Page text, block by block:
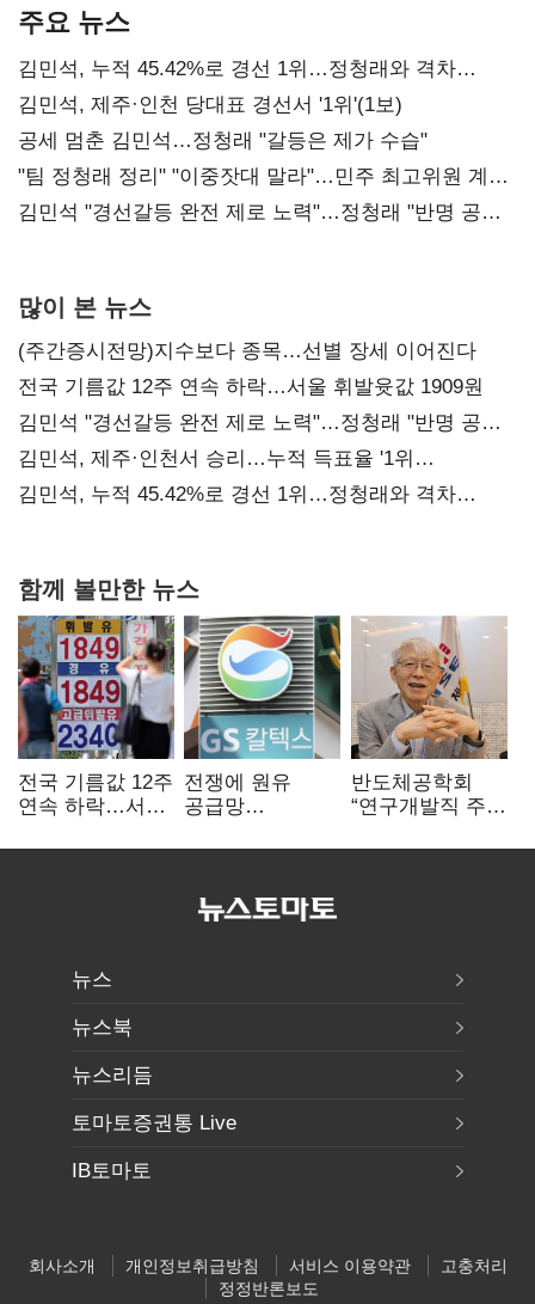
주요 뉴스
김민석, 누적 45.42%로 경선 1위…정청래와 격차
0.86%p(2보)
김민석, 제주·인천 당대표 경선서 '1위'(1보)
공세 멈춘 김민석…정청래 "갈등은 제가 수습"
"팀 정청래 정리" "이중잣대 말라"…민주 최고위원 계파
다툼 격화
김민석 "경선갈등 완전 제로 노력"…정청래 "반명 공세
많이 본 뉴스
(주간증시전망)지수보다 종목…선별 장세 이어진다
전국 기름값 12주 연속 하락…서울 휘발윳값 1909원
김민석 "경선갈등 완전 제로 노력"…정청래 "반명 공세
사과부터"
김민석, 제주·인천서 승리…누적 득표율 '1위
탈환'(종합)
김민석, 누적 45.42%로 경선 1위…정청래와 격차
함께 볼만한 뉴스
전국 기름값 12주
연속 하락…서울
전쟁에 원유
공급망
정유, 에너지안보
반도체공학회
“연구개발직 주
개선해야”
뉴스
뉴스북
뉴스리듬
토마토증권통 Live
IB토마토
회사소개 개인정보취급방침 서비스 이용약관
고충처리
정정반론보도